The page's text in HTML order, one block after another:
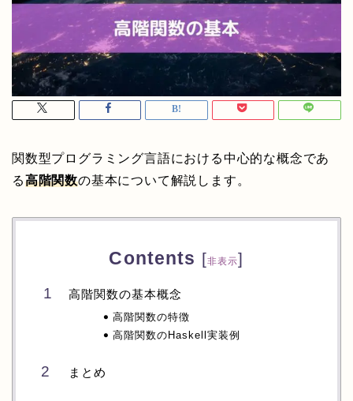
関数型プログラミング言語における中心的な概念であ
る高階関数の基本について解説します。
Contents [非表示]
高階関数の基本概念
高階関数の特徴
高階関数のHaskell実装例
まとめ